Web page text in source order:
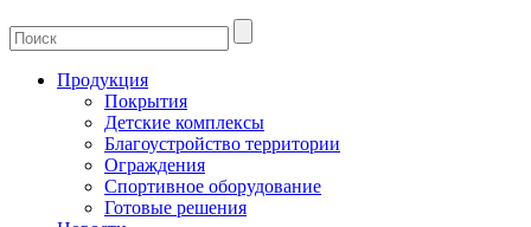
Продукция
Покрытия
Детские комплексы
Благоустройство территории
Ограждения
Спортивное оборудование
Готовые решения